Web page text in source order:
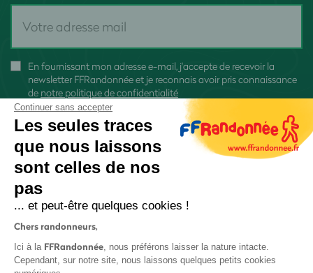
En fournissant mon adresse e-mail, j'accepte de recevoir la
newsletter FFRandonnée et je reconnais avoir pris connaissance
de notre politique de confidentialité
Continuer sans accepter
Les seules traces
que nous laissons
sont celles de nos
pas
... et peut-être quelques cookies !
Chers randonneurs,
Ici à la FFRandonnée, nous préférons laisser la nature intacte.
Cependant, sur notre site, nous laissons quelques petits cookies